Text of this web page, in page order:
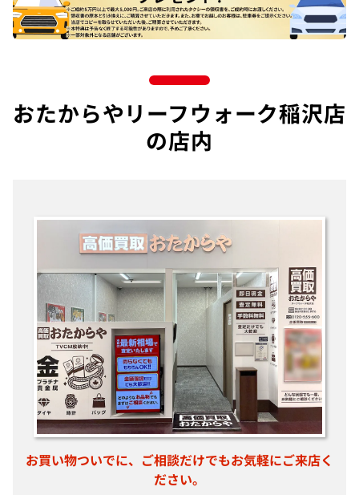
おたからやリーフウォーク稲沢店
の店内
思い出のお品物も丁寧に拝見いたします。